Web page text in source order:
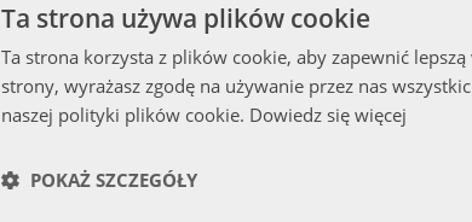
Ta strona używa plików cookie
Ta strona korzysta z plików cookie, aby zapewnić
strony, wyrażasz zgodę na używanie przez nas
naszej polityki plików cookie. Dowiedz się więcej
POKAŻ SZCZEGÓŁY